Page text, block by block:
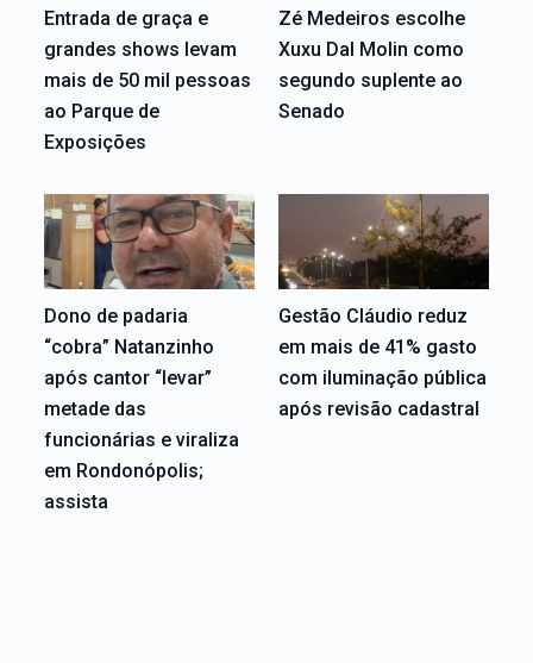
Entrada de graça e
grandes shows levam
mais de 50 mil pessoas
ao Parque de
Exposições
Zé Medeiros escolhe
Xuxu Dal Molin como
segundo suplente ao
Senado
Dono de padaria
“cobra” Natanzinho
após cantor “levar”
metade das
funcionárias e viraliza
em Rondonópolis;
assista
Gestão Cláudio reduz
em mais de 41% gasto
com iluminação pública
após revisão cadastral